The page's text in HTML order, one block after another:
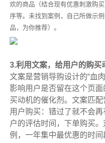
欢的商品（结合现有优惠刺激购
序等。未找到案例，自己所做示
品，为你推荐）。
3.利用文案，给用户的购买
文案是营销导购设计的“血
影响用户是否留在这个页
买动机的催化剂。文案匹
用户购买：错过了就不会
户的评估时间，下单购买
例，一年集中最优惠的时间